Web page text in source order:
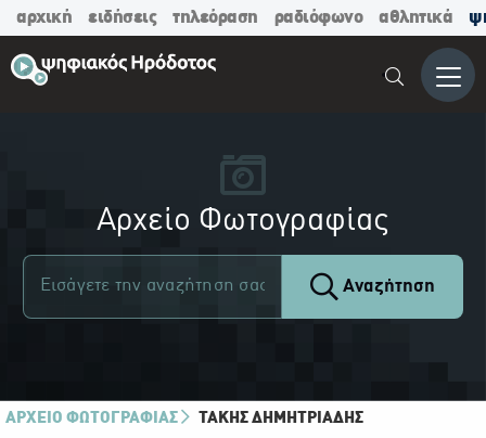
αρχική ειδήσεις τηλεόραση ραδιόφωνο αθλητικά
Μενού
Αρχείο Φωτογραφίας
Αναζήτηση
ΑΡΧΕΙΟ ΦΩΤΟΓΡΑΦΙΑΣ ΤΆΚΗΣ ΔΗΜΗΤΡΙΆΔΗΣ